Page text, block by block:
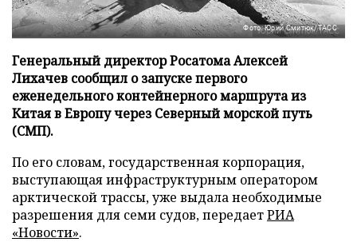
Фото: Юрий Смитюк/ТАСС
Генеральный директор Росатома Алексей
Лихачев сообщил о запуске первого
еженедельного контейнерного маршрута из
Китая в Европу через Северный морской путь
(СМП).
По его словам, государственная корпорация,
выступающая инфраструктурным оператором
арктической трассы, уже выдала необходимые
разрешения для семи судов, передаетРИА
«Новости».